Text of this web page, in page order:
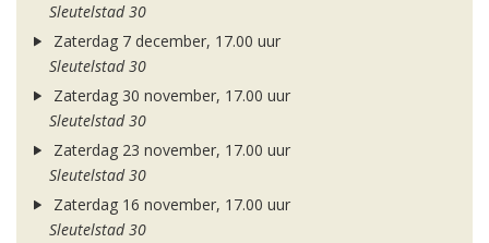
Sleutelstad 30
Zaterdag 7 december, 17.00 uur
Sleutelstad 30
Zaterdag 30 november, 17.00 uur
Sleutelstad 30
Zaterdag 23 november, 17.00 uur
Sleutelstad 30
Zaterdag 16 november, 17.00 uur
Sleutelstad 30